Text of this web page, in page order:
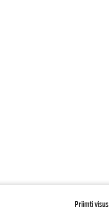
Priimti visus